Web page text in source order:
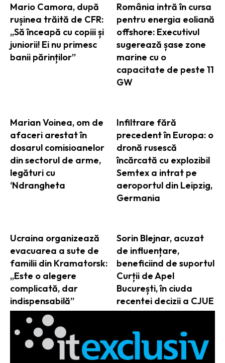
Mario Camora, după
rușinea trăită de CFR:
„Să înceapă cu copiii și
juniorii! Ei nu primesc
banii părinților”
România intră în cursa
pentru energia eoliană
offshore: Executivul
sugerează șase zone
marine cu o
capacitate de peste 11
GW
Marian Voinea, om de
afaceri arestat în
dosarul comisioanelor
din sectorul de arme,
legături cu
‘Ndrangheta
Infiltrare fără
precedent în Europa: o
dronă rusescă
încărcată cu explozibil
Semtex a intrat pe
aeroportul din Leipzig,
Germania
Ucraina organizează
evacuarea a sute de
familii din Kramatorsk:
„Este o alegere
complicată, dar
indispensabilă”
Sorin Blejnar, acuzat
de influențare,
beneficiind de suportul
Curții de Apel
București, în ciuda
recentei decizii a CJUE